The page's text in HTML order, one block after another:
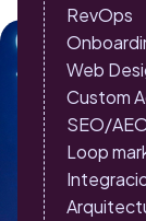
RevOps
Web
Custom
SEO/
Loop